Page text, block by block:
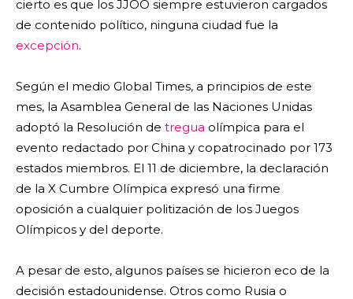
cierto es que los JJOO siempre estuvieron cargados
de contenido político, ninguna ciudad fue la
excepción.
Según el medio Global Times, a principios de este
mes, la Asamblea General de las Naciones Unidas
adoptó la Resolución de tregua olímpica para el
evento redactado por China y copatrocinado por 173
estados miembros. El 11 de diciembre, la declaración
de la X Cumbre Olímpica expresó una firme
oposición a cualquier politización de los Juegos
Olímpicos y del deporte.
A pesar de esto, algunos países se hicieron eco de la
decisión estadounidense. Otros como Rusia o